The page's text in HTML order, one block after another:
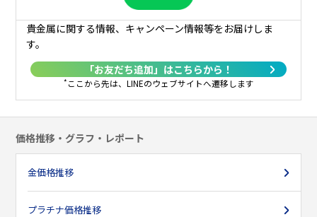
825 -
28日
29日 690 - 750 - 970 1,110 - 945
30日 690 - 750 825 1,005 - 1,070 980
31日 690 - - - 1,035 - 1,050 965
貴金属に関する情報、キャンペーン情報等をお届けしま
す。
「お友だち追加」はこちらから！
* ここから先は、LINEのウェブサイトへ遷移します
価格推移・グラフ・レポート
金価格推移
プラチナ価格推移